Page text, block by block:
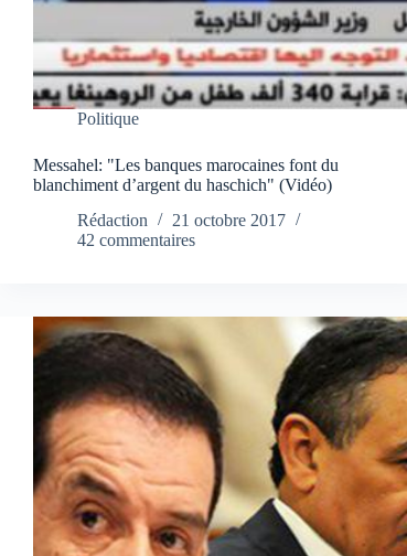
Politique
Messahel: "Les banques marocaines font du
blanchiment d’argent du haschich" (Vidéo)
Rédaction
21 octobre 2017
42 commentaires